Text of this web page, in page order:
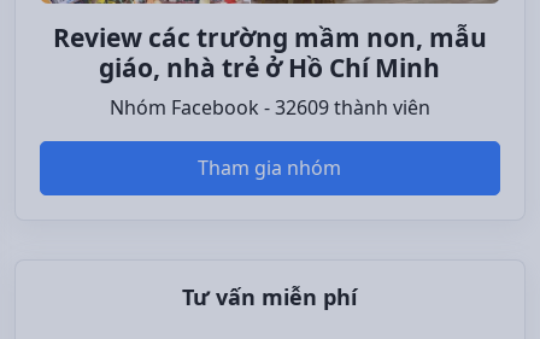
Review các trường mầm non, mẫu
giáo, nhà trẻ ở Hồ Chí Minh
Nhóm Facebook - 32609 thành viên
Tham gia nhóm
Tư vấn miễn phí